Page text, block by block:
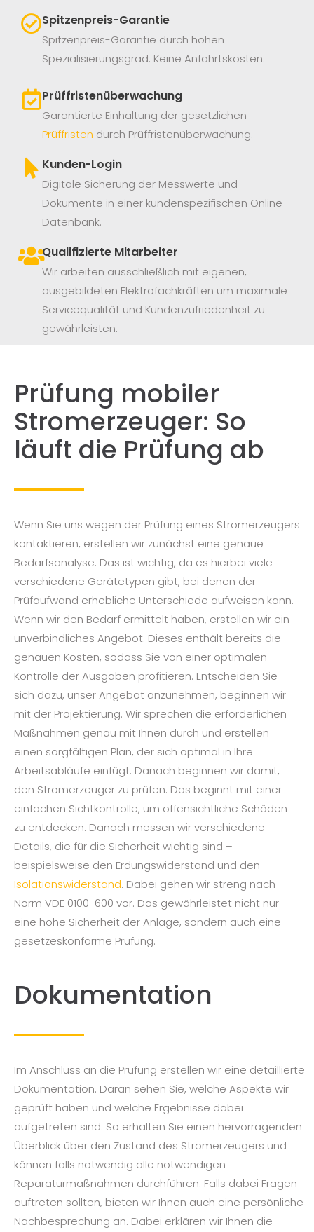
Spitzenpreis-Garantie
Spitzenpreis-Garantie durch hohen
Spezialisierungsgrad. Keine Anfahrtskosten.
Prüffristenüberwachung
Garantierte Einhaltung der gesetzlichen
Prüffristen durch Prüffristenüberwachung.
Kunden-Login
Digitale Sicherung der Messwerte und
Dokumente in einer kundenspezifischen Online-
Datenbank.
Qualifizierte Mitarbeiter
Wir arbeiten ausschließlich mit eigenen,
ausgebildeten Elektrofachkräften um maximale
Servicequalität und Kundenzufriedenheit zu
gewährleisten.
Prüfung mobiler
Stromerzeuger: So
läuft die Prüfung ab
Wenn Sie uns wegen der Prüfung eines Stromerzeugers
kontaktieren, erstellen wir zunächst eine genaue
Bedarfsanalyse. Das ist wichtig, da es hierbei viele
verschiedene Gerätetypen gibt, bei denen der
Prüfaufwand erhebliche Unterschiede aufweisen kann.
Wenn wir den Bedarf ermittelt haben, erstellen wir ein
unverbindliches Angebot. Dieses enthält bereits die
genauen Kosten, sodass Sie von einer optimalen
Kontrolle der Ausgaben profitieren. Entscheiden Sie
sich dazu, unser Angebot anzunehmen, beginnen wir
mit der Projektierung. Wir sprechen die erforderlichen
Maßnahmen genau mit Ihnen durch und erstellen
einen sorgfältigen Plan, der sich optimal in Ihre
Arbeitsabläufe einfügt. Danach beginnen wir damit,
den Stromerzeuger zu prüfen. Das beginnt mit einer
einfachen Sichtkontrolle, um offensichtliche Schäden
zu entdecken. Danach messen wir verschiedene
Details, die für die Sicherheit wichtig sind –
beispielsweise den Erdungswiderstand und den
Isolationswiderstand. Dabei gehen wir streng nach
Norm VDE 0100-600 vor. Das gewährleistet nicht nur
eine hohe Sicherheit der Anlage, sondern auch eine
gesetzeskonforme Prüfung.
Dokumentation
Im Anschluss an die Prüfung erstellen wir eine detaillierte
Dokumentation. Daran sehen Sie, welche Aspekte wir
geprüft haben und welche Ergebnisse dabei
aufgetreten sind. So erhalten Sie einen hervorragenden
Überblick über den Zustand des Stromerzeugers und
können falls notwendig alle notwendigen
Reparaturmaßnahmen durchführen. Falls dabei Fragen
auftreten sollten, bieten wir Ihnen auch eine persönliche
Nachbesprechung an. Dabei erklären wir Ihnen die